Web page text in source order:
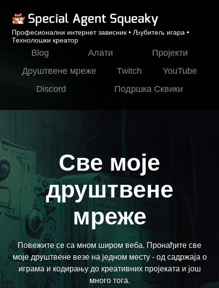
Професионални интернет зависник • Љубитељ игара •
Технолошки креатор
Blog Алати
Пројекти
Друштвене мреже
Twitch
YouTube
Discord
Подршка Сквики
Све моје
друштвене
мреже
Повежите се са мном широм веба. Пронађите све
моје друштвене везе на једном месту - од садржаја о
играма и кодирању до креативних пројеката и још
много тога.